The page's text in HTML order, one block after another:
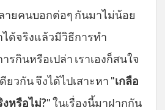
ายคนบอกต่อๆ กันมาไม่น้อย
ได้จริงแล้วมีวิธีการทำ
รกินหรือเปล่า เราเองก็สนใจ
ยวกัน จึงได้ไปเสาะหา "เกลือ
หรือไม่?" ในเรื่องนี้มาฝากกัน